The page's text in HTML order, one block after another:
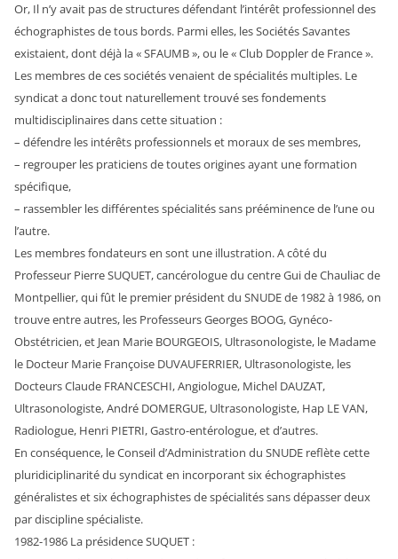
Or, Il n’y avait pas de structures défendant l’intérêt professionnel des
échographistes de tous bords. Parmi elles, les Sociétés Savantes
existaient, dont déjà la « SFAUMB », ou le « Club Doppler de France ».
Les membres de ces sociétés venaient de spécialités multiples. Le
syndicat a donc tout naturellement trouvé ses fondements
multidisciplinaires dans cette situation :
– défendre les intérêts professionnels et moraux de ses membres,
– regrouper les praticiens de toutes origines ayant une formation
spécifique,
– rassembler les différentes spécialités sans prééminence de l’une ou
l’autre.
Les membres fondateurs en sont une illustration. A côté du
Professeur Pierre SUQUET, cancérologue du centre Gui de Chauliac de
Montpellier, qui fût le premier président du SNUDE de 1982 à 1986, on
trouve entre autres, les Professeurs Georges BOOG, Gynéco-
Obstétricien, et Jean Marie BOURGEOIS, Ultrasonologiste, le Madame
le Docteur Marie Françoise DUVAUFERRIER, Ultrasonologiste, les
Docteurs Claude FRANCESCHI, Angiologue, Michel DAUZAT,
Ultrasonologiste, André DOMERGUE, Ultrasonologiste, Hap LE VAN,
Radiologue, Henri PIETRI, Gastro-entérologue, et d’autres.
En conséquence, le Conseil d’Administration du SNUDE reflète cette
pluridiciplinarité du syndicat en incorporant six échographistes
généralistes et six échographistes de spécialités sans dépasser deux
par discipline spécialiste.
1982-1986 La présidence SUQUET :